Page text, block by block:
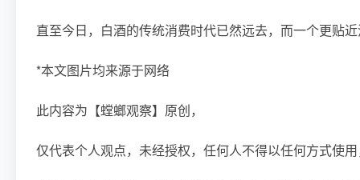
直至今日，白酒的传统消费时代已然远去，而一个更贴
*本文图片均来源于网络
此内容为【螳螂观察】原创，
仅代表个人观点，未经授权，任何人不得以任何方式使